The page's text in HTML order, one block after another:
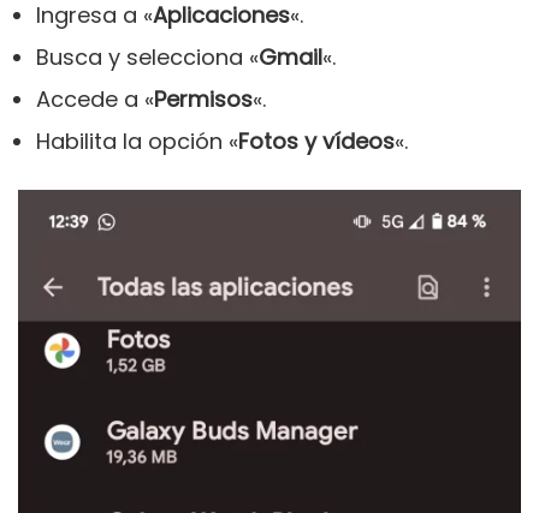
Ingresa a «Aplicaciones«.
Busca y selecciona «Gmail«.
Accede a «Permisos«.
Habilita la opción «Fotos y vídeos«.